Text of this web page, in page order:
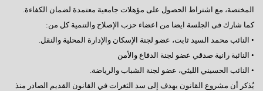
المختصة، مع اشتراط الحصول على مؤهلات جامعية معتمدة لضمان الكفاءة.
كما شارك فى الجلسة ايضا من اعضاء حزب الإصلاح والتنمية كل من:
• النائب محمد السيد ثابت، عضو لجنة الإسكان والإدارة المحلية والنقل.
• النائبة رانية صدقي عضو لجنة الدفاع والأمن
• النائب الحسيني الليثي، عضو لجنة الشباب والرياضة.
يُذكر أن مشروع القانون يهدف إلى سد الثغرات في القانون القديم الصادر منذ